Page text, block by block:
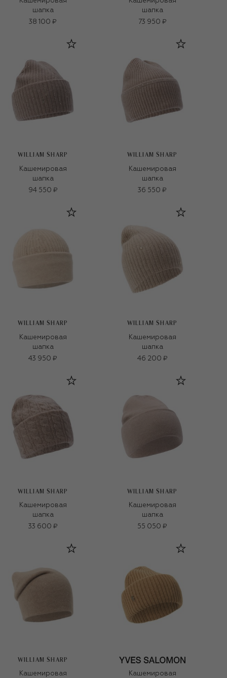
шапка
38 100 ₽
шапка
73 950 ₽
WILLIAM SHARP
Кашемировая
шапка
94 550 ₽
WILLIAM SHARP
Кашемировая
шапка
36 550 ₽
WILLIAM SHARP
Кашемировая
шапка
43 950 ₽
WILLIAM SHARP
Кашемировая
шапка
46 200 ₽
WILLIAM SHARP
Кашемировая
шапка
33 600 ₽
WILLIAM SHARP
Кашемировая
шапка
55 050 ₽
WILLIAM SHARP
Кашемировая
Кашемировая